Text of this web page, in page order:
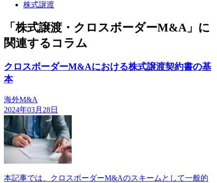
株式譲渡
「株式譲渡・クロスボーダーM&A」に
関連するコラム
クロスボーダーM&Aにおける株式譲渡契約書の基
本
海外M&A
2024年03月28日
本記事では、クロスボーダーM&Aのスキームとして一般的